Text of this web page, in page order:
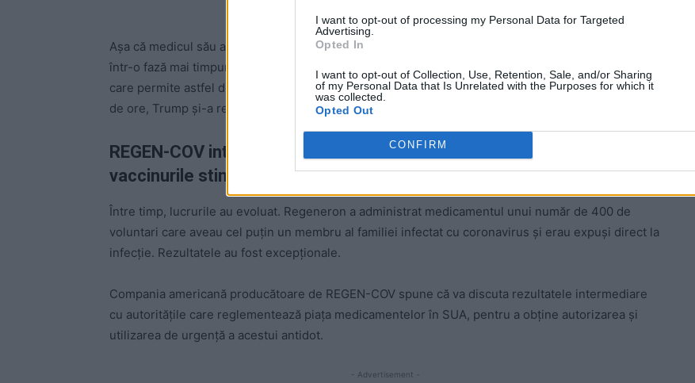
I want to opt-out of processing my Personal Data for Targeted
Advertising.
Opted In
I want to opt-out of Collection, Use, Retention, Sale, and/or Sharing
of my Personal Data that Is Unrelated with the Purposes for which it
was collected.
Opted Out
CONFIRM
Așa că medicul său a făcut apel la compania Regeneron, care în acel moment avea medicamentul
într-o fază mai timpurie de testare. Șefii companiei au decis să-i acorde pastilele în baza unei legi
care permite astfel de tratamente “pe bază de compasiune”. În mod absolut spectaculos, după 72
de ore, Trump și-a revenit complet, iar simptomele au dispărut în totalitate!
REGEN-COV introduce anticorpii direct în organism. Prin comparație,
vaccinurile stimulează organismul să producă anticorpi
Între timp, lucrurile au evoluat. Regeneron a administrat medicamentul unui număr de 400 de
voluntari care aveau cel puțin un membru al familiei infectat cu coronavirus și erau expuși direct la
infecție. Rezultatele au fost excepționale.
Compania americană producătoare de REGEN-COV spune că va discuta rezultatele intermediare
cu autoritățile care reglementează piața medicamentelor în SUA, pentru a obține autorizarea și
utilizarea de urgență a acestui antidot.
- Advertisement -